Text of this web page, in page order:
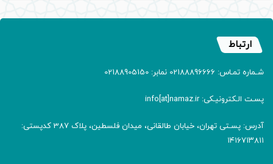
ارتباط
شـماره تمـاس: 02188896666 نمابر: 02188905150
پسـت الـکترونیـکی: info[at]namaz.ir
آدرس: پسـتی تهران، خیابان طالقانی، میدان فلسطین، پلاک 387 کدپستی:
۱۴۱۶۷۱۳۸۱۱